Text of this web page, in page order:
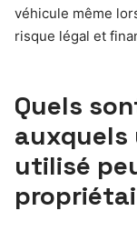
véhicule même
risque légal et
Quels
auxquels
utilisé